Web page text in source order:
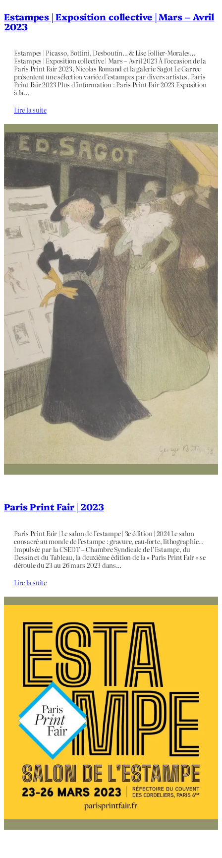
Estampes | Exposition collective | Mars – Avril
2023
Estampes | Picasso, Bottini, Desboutin… & Lise Follier-Morales…
Estampes | Exposition collective | Mars – Avril 2023 À l’occasion de la
Paris Print Fair 2023, Nicolas Romand et la galerie Sagot Le Garrec
présentent une sélection variée d’estampes par divers artistes. Paris
Print Fair 2023 Plus d’information : Paris Print Fair 2023 Exposition
à la…
Lire la suite
Paris Print Fair | 2023
Paris Print Fair | Le salon de l’estampe | 3e édition | 2024 Le salon
consacré au monde de l’estampe : gravure, eau-forte, lithographie…
Impulsée par la CSEDT – Chambre Syndicale de l’Estampe, du
Dessin et du Tableau, la deuxième édition de la « Paris Print Fair » se
déroule du 23 au 26 mars 2023 dans…
Lire la suite